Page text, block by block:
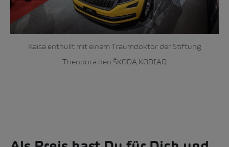
Kaisa enthüllt mit einem Traumdoktor der Stiftung
Theodora den ŠKODA KODIAQ